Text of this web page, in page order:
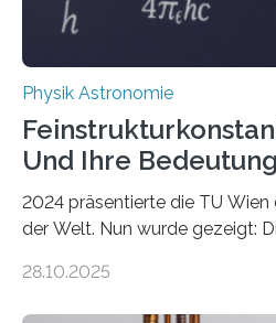
Physik Astronomie
Und Ihre
2024 präsentierte die TU
der Welt. Nun wurde gezeigt:
fundamentalen Physik
28.10.2025